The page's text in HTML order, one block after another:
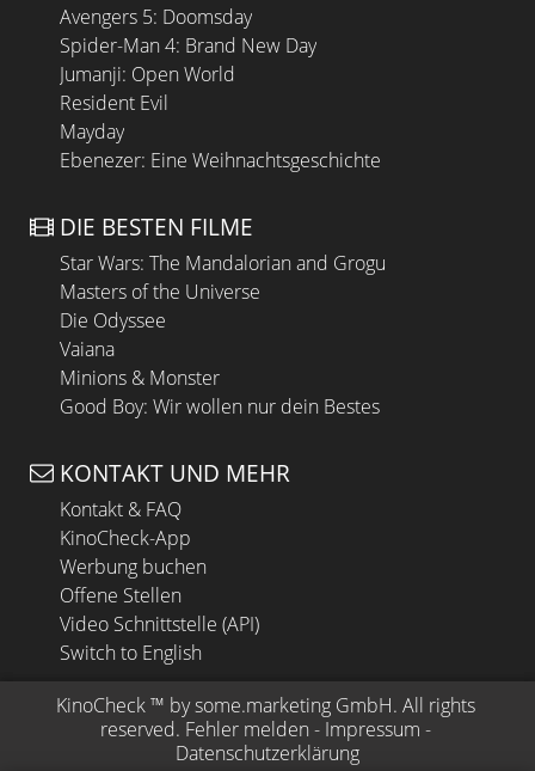
Avengers 5: Doomsday
Spider-Man 4: Brand New Day
Jumanji: Open World
Resident Evil
Mayday
Ebenezer: Eine Weihnachtsgeschichte
DIE BESTEN FILME
Star Wars: The Mandalorian and Grogu
Masters of the Universe
Die Odyssee
Vaiana
Minions & Monster
Good Boy: Wir wollen nur dein Bestes
KONTAKT UND MEHR
Kontakt & FAQ
KinoCheck-App
Werbung buchen
Offene Stellen
Video Schnittstelle (API)
Switch to English
KinoCheck ™ by some.marketing GmbH. All rights
reserved. Fehler melden - Impressum -
Datenschutzerklärung